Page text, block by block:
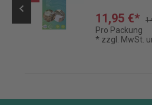
11,95 €*
Pro Packung
* zzgl. MwSt.